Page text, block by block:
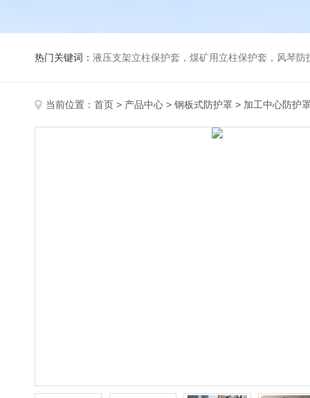
热门关键词： 液压支架立柱保护套，煤矿用立柱保护套，风琴
当前位置： 首页 > 产品中心 > 钢板式防护罩 > 加工中心防护